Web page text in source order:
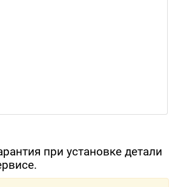
при установке детали